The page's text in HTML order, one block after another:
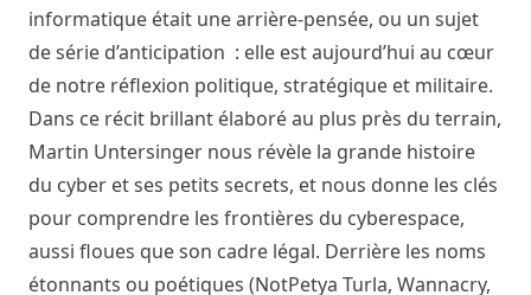
informatique était une arrière-pensée, ou un sujet
de série d’anticipation : elle est aujourd’hui au cœur
de notre réflexion politique, stratégique et militaire.
Dans ce récit brillant élaboré au plus près du terrain,
Martin Untersinger nous révèle la grande histoire
du cyber et ses petits secrets, et nous donne les clés
pour comprendre les frontières du cyberespace,
aussi floues que son cadre légal. Derrière les noms
étonnants ou poétiques (NotPetya Turla, Wannacry,